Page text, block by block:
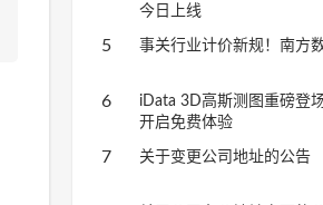
今日上线
5 事关行业计价新规！南方
6
iData 3D高斯测图重磅登
开启免费体验
7 关于变更公司地址的公告